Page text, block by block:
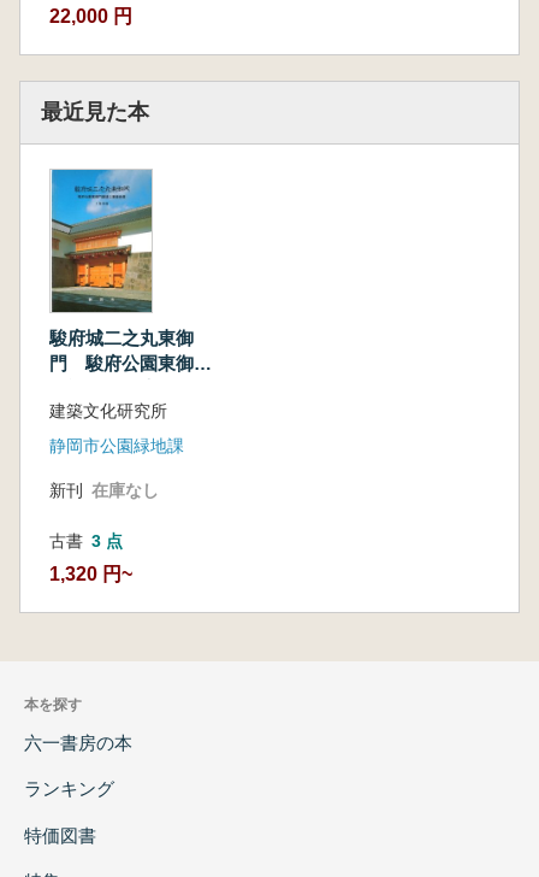
22,000 円
最近見た本
駿府城二之丸東御
門 駿府公園東御門
建築文化研究所
静岡市公園緑地課
新刊 在庫なし
古書 3 点
1,320 円~
本を探す
六一書房の本
ランキング
特価図書